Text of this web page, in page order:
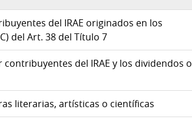
del IRAE originados en los
del Art. 38 del Título 7
del IRAE y los dividendos o
literarias, artísticas o científicas